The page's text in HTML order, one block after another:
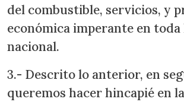
del combustible, servicios, y
económica imperante en
nacional.
3.- Descrito lo anterior, en
queremos hacer hincapié en